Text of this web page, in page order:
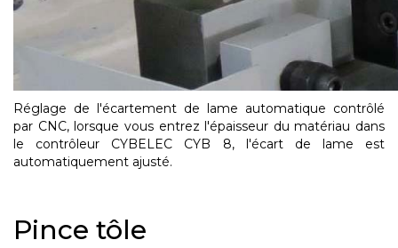
Réglage de l'écartement de lame automatique contrôlé
par CNC, lorsque vous entrez l'épaisseur du matériau dans
le contrôleur CYBELEC CYB 8, l'écart de lame est
automatiquement ajusté.
Pince tôle